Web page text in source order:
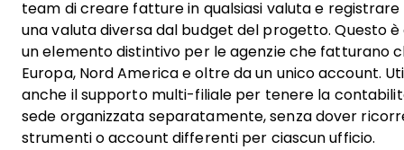
team di creare fatture in qualsiasi valuta e registrare
una valuta diversa dal budget del progetto. Questo è
un elemento distintivo per le agenzie che fatturano
Europa, Nord America e oltre da un unico account.
anche il supporto multi-filiale per tenere la
sede organizzata separatamente, senza dover
strumenti o account differenti per ciascun ufficio.